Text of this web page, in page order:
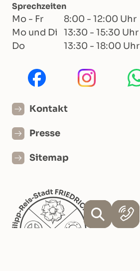
Sprechzeiten
Mo - Fr
8:00 - 12:00 Uhr
Mo und Di
13:30 - 15:30 Uhr
Do
13:30 - 18:00 Uhr
Kontakt
Presse
Sitemap